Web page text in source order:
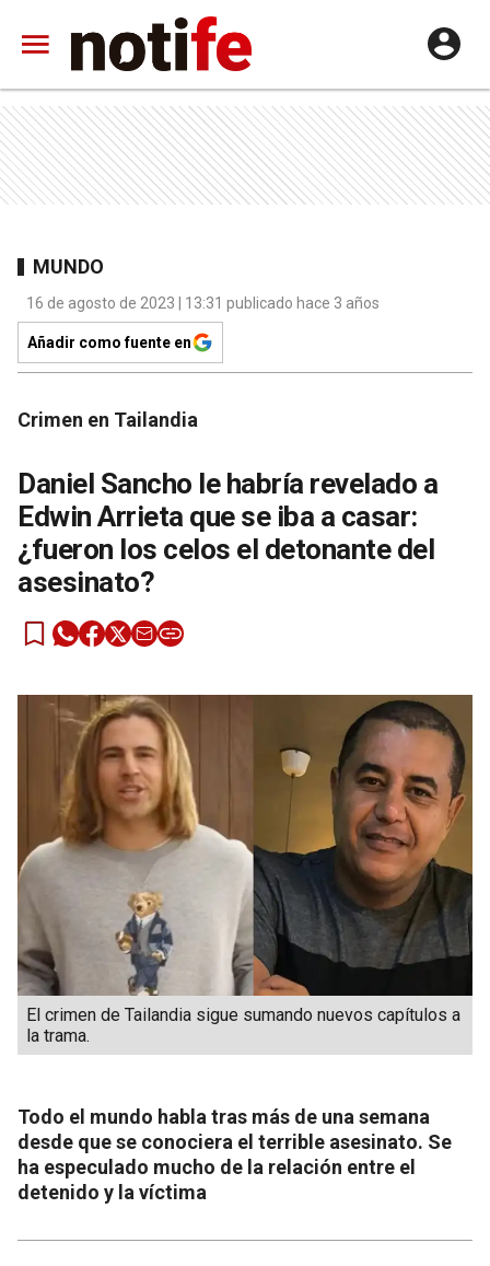
MUNDO
16 de agosto de 2023 | 13:31 publicado hace 3 años
Añadir como fuente en
Crimen en Tailandia
Daniel Sancho le habría revelado a
Edwin Arrieta que se iba a casar:
¿fueron los celos el detonante del
asesinato?
El crimen de Tailandia sigue sumando nuevos capítulos a
la trama.
Todo el mundo habla tras más de una semana
desde que se conociera el terrible asesinato. Se
ha especulado mucho de la relación entre el
detenido y la víctima